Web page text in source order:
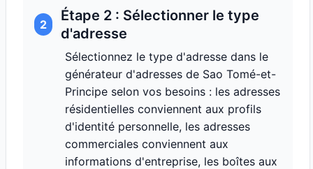
2
Étape 2 : Sélectionner le type
d'adresse
Sélectionnez le type d'adresse dans le
générateur d'adresses de Sao Tomé-et-
Principe selon vos besoins : les adresses
résidentielles conviennent aux profils
d'identité personnelle, les adresses
commerciales conviennent aux
informations d'entreprise, les boîtes aux